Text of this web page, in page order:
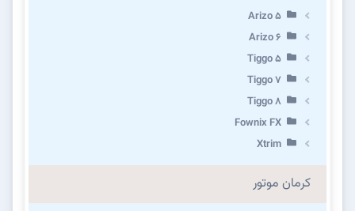
Arizo 5
Arizo 6
Tiggo 5
Tiggo 7
Tiggo 8
Fownix FX
Xtrim
کرمان موتور